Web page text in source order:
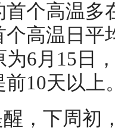
个高温多
高温日平
为6月15日
10天以上
，下周初